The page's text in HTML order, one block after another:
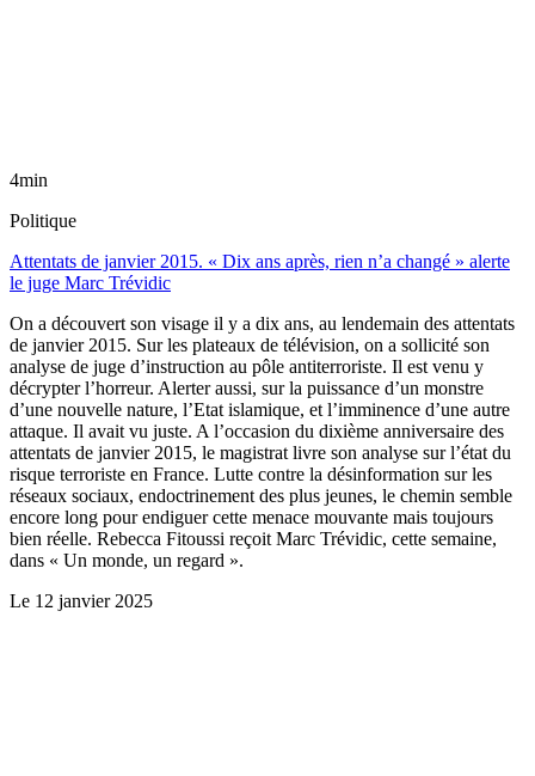
4min
Politique
Attentats de janvier 2015. « Dix ans après, rien n’a changé » alerte
le juge Marc Trévidic
On a découvert son visage il y a dix ans, au lendemain des attentats
de janvier 2015. Sur les plateaux de télévision, on a sollicité son
analyse de juge d’instruction au pôle antiterroriste. Il est venu y
décrypter l’horreur. Alerter aussi, sur la puissance d’un monstre
d’une nouvelle nature, l’Etat islamique, et l’imminence d’une autre
attaque. Il avait vu juste. A l’occasion du dixième anniversaire des
attentats de janvier 2015, le magistrat livre son analyse sur l’état du
risque terroriste en France. Lutte contre la désinformation sur les
réseaux sociaux, endoctrinement des plus jeunes, le chemin semble
encore long pour endiguer cette menace mouvante mais toujours
bien réelle. Rebecca Fitoussi reçoit Marc Trévidic, cette semaine,
dans « Un monde, un regard ».
Le 12 janvier 2025